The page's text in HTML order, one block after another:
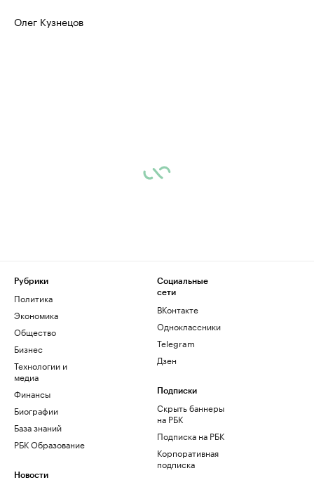
Олег Кузнецов
Рубрики
Политика
Экономика
Общество
Бизнес
Технологии и
медиа
Финансы
Биографии
База знаний
РБК Образование
Новости
Социальные
сети
ВКонтакте
Одноклассники
Telegram
Дзен
Подписки
Скрыть баннеры
на РБК
Подписка на РБК
Корпоративная
подписка